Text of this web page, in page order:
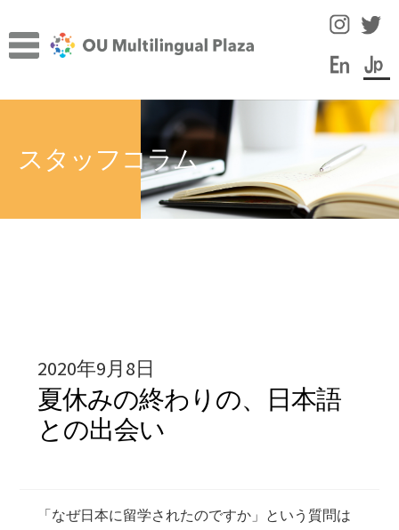
ナ
ビ
ー
コ
ン
ン TOP
施設について
サ
ニ
サ
ブ
学内の言語学習サポート情報
学習コンテンツ
スタッフコラム
2020年9月8日
夏休みの終わりの、日本語
との出会い
「なぜ日本に留学されたのですか」という質問は